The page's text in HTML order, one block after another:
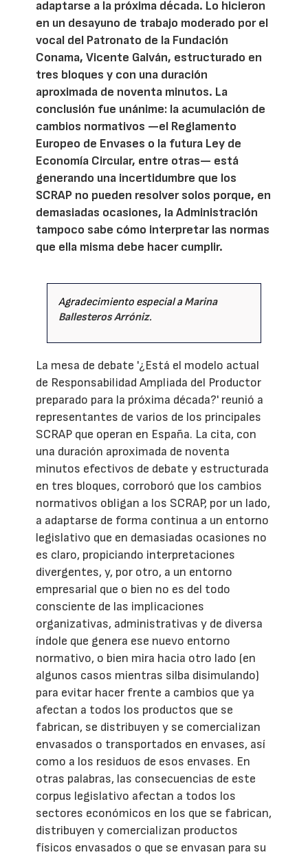
adaptarse a la próxima década. Lo hicieron
en un desayuno de trabajo moderado por el
vocal del Patronato de la Fundación
Conama, Vicente Galván, estructurado en
tres bloques y con una duración
aproximada de noventa minutos. La
conclusión fue unánime: la acumulación de
cambios normativos —el Reglamento
Europeo de Envases o la futura Ley de
Economía Circular, entre otras— está
generando una incertidumbre que los
SCRAP no pueden resolver solos porque, en
demasiadas ocasiones, la Administración
tampoco sabe cómo interpretar las normas
que ella misma debe hacer cumplir.
Agradecimiento especial aMarina
Ballesteros Arróniz.
La mesa de debate '¿Está el modelo actual
de Responsabilidad Ampliada del Productor
preparado para la próxima década?' reunió a
representantes de varios de los principales
SCRAP que operan en España. La cita, con
una duración aproximada de noventa
minutos efectivos de debate y estructurada
en tres bloques, corroboró que los cambios
normativos obligan a los SCRAP, por un lado,
a adaptarse de forma continua a un entorno
legislativo que en demasiadas ocasiones no
es claro, propiciando interpretaciones
divergentes, y, por otro, a un entorno
empresarial que o bien no es del todo
consciente de las implicaciones
organizativas, administrativas y de diversa
índole que genera ese nuevo entorno
normativo, o bien mira hacia otro lado (en
algunos casos mientras silba disimulando)
para evitar hacer frente a cambios que ya
afectan a todos los productos que se
fabrican, se distribuyen y se comercializan
envasados o transportados en envases, así
como a los residuos de esos envases. En
otras palabras, las consecuencias de este
corpus legislativo afectan a todos los
sectores económicos en los que se fabrican,
distribuyen y comercializan productos
físicos envasados o que se envasan para su